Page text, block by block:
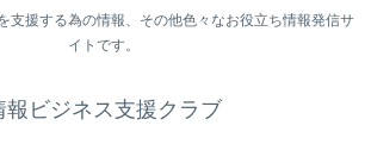
支援する為の情報、その他色々なお役立ち情報発信サ
イトです。
報ビジネス支援クラブ